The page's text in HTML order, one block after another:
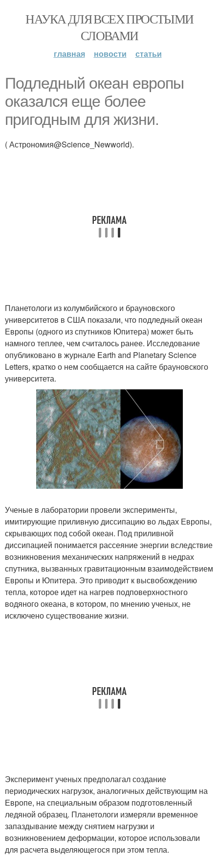
НАУКА ДЛЯ ВСЕХ ПРОСТЫМИ
СЛОВАМИ
главная новости статьи
Подледный океан европы
оказался еще более
пригодным для жизни.
( Астрономия@Science_Newworld).
Планетологи из колумбийского и брауновского
университетов в США показали, что подледный океан
Европы (одного из спутников Юпитера) может быть
намного теплее, чем считалось ранее. Исследование
опубликовано в журнале Earth and Planetary Science
Letters, кратко о нем сообщается на сайте брауновского
университета.
Ученые в лаборатории провели эксперименты,
имитирующие приливную диссипацию во льдах Европы,
скрывающих под собой океан. Под приливной
диссипацией понимается рассеяние энергии вследствие
возникновения механических напряжений в недрах
спутника, вызванных гравитационным взаимодействием
Европы и Юпитера. Это приводит к высвобождению
тепла, которое идет на нагрев подповерхностного
водяного океана, в котором, по мнению ученых, не
исключено существование жизни.
Эксперимент ученых предполагал создание
периодических нагрузок, аналогичных действующим на
Европе, на специальным образом подготовленный
ледяной образец. Планетологи измеряли временное
запаздывание между снятием нагрузки и
возникновением деформации, которое использовали
для расчета выделяющегося при этом тепла.